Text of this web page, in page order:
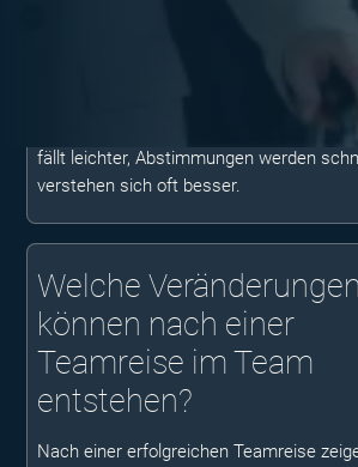
Während einer Reise entstehen neue
fällt leichter, Abstimmungen werden
verstehen sich oft besser.
Welche Veränderungen
können nach einer
Teamreise im Team
entstehen?
Nach einer erfolgreichen Teamreise